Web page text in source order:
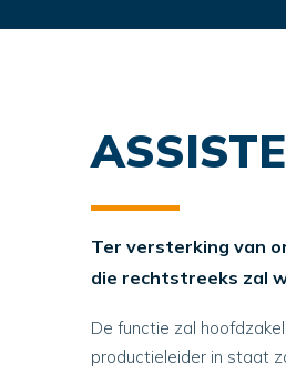
Ter versterking van
die rechtstreeks zal
De functie zal
productieleider in staat